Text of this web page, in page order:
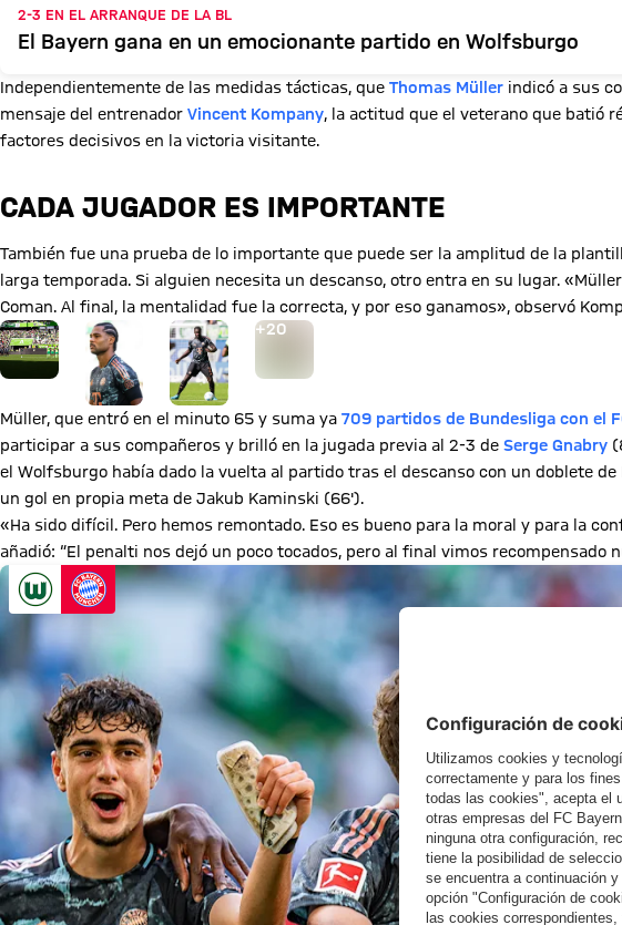
2-3 EN EL ARRANQUE DE LA BL
El Bayern gana en un emocionante partido en Wolfsburgo
Independientemente de las medidas tácticas, que Thomas Müller indicó a sus
mensaje del entrenador Vincent Kompany, la actitud que el veterano que batió
factores decisivos en la victoria visitante.
CADA JUGADOR ES IMPORTANTE
También fue una prueba de lo importante que puede ser la amplitud de la
larga temporada. Si alguien necesita un descanso, otro entra en su lugar.
Coman. Al final, la mentalidad fue la correcta, y por eso ganamos», observó
Ir a la página de la galería: Ver galería
+20
Müller, que entró en el minuto 65 y suma ya 709 partidos de Bundesliga con el
participar a sus compañeros y brilló en la jugada previa al 2-3 de Serge Gnabry
el Wolfsburgo había dado la vuelta al partido tras el descanso con un doblete
un gol en propia meta de Jakub Kaminski (66').
«Ha sido difícil. Pero hemos remontado. Eso es bueno para la moral y para la
añadió: “El penalti nos dejó un poco tocados, pero al final vimos recompensado